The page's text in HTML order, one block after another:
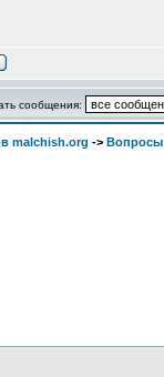
сообщения:
malchish.org -> Вопросы